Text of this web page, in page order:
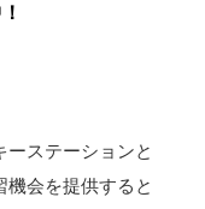
ステーションと
機会を提供すると